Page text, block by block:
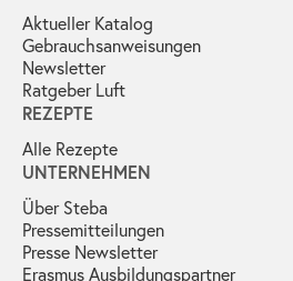
Aktueller Katalog
Gebrauchs­anweisungen
Newsletter
Ratgeber Luft
REZEPTE
Alle Rezepte
UNTERNEHMEN
Über Steba
Pressemitteilungen
Presse Newsletter
Erasmus Ausbildungspartner